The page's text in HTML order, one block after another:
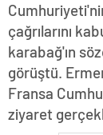
çağrılarını
karabağ'ın
görüştü.
Fransa
ziyaret